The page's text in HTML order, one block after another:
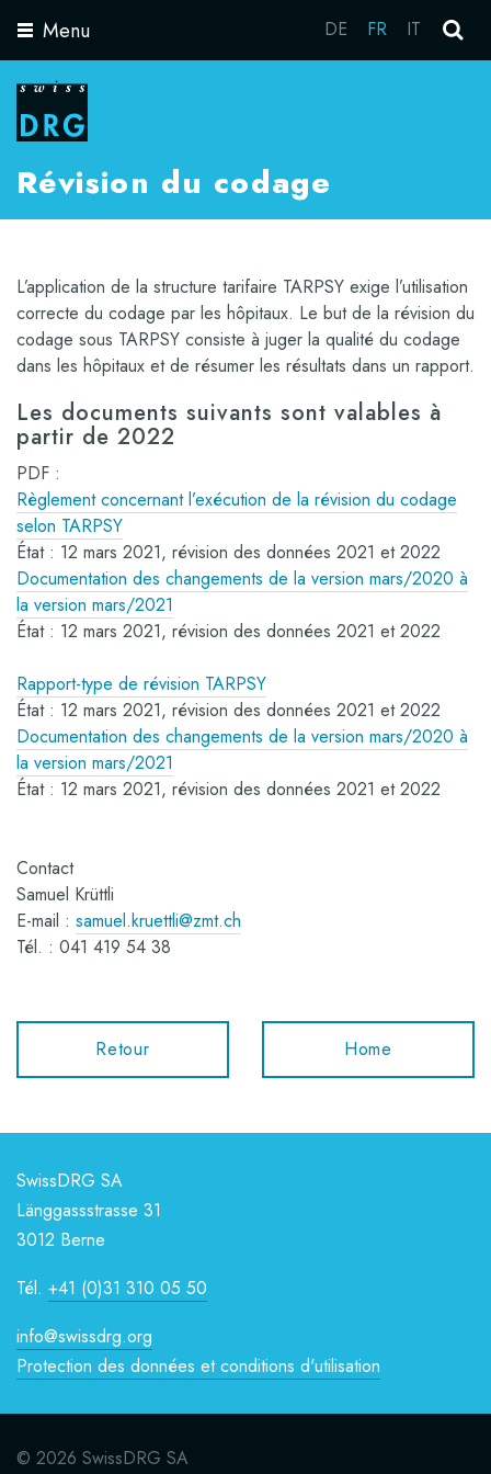
Toggle
Menu DE FR IT
Révision du codage
L’application de la structure tarifaire TARPSY exige l’utilisation
correcte du codage par les hôpitaux. Le but de la révision du
codage sous TARPSY consiste à juger la qualité du codage
dans les hôpitaux et de résumer les résultats dans un rapport.
Les documents suivants sont valables à
partir de 2022
PDF :
Règlement concernant l’exécution de la révision du codage
selon TARPSY
État : 12 mars 2021, révision des données 2021 et 2022
Documentation des changements de la version mars/2020 à
la version mars/2021
État : 12 mars 2021, révision des données 2021 et 2022
Rapport-type de révision TARPSY
État : 12 mars 2021, révision des données 2021 et 2022
Documentation des changements de la version mars/2020 à
la version mars/2021
État : 12 mars 2021, révision des données 2021 et 2022
Contact
Samuel Krüttli
E-mail : samuel.kruettli@zmt.ch
Tél. : 041 419 54 38
Retour Home
SwissDRG SA
Länggassstrasse 31
3012 Berne
Tél. +41 (0)31 310 05 50
info@swissdrg.org
Protection des données et conditions d'utilisation
© 2026 SwissDRG SA